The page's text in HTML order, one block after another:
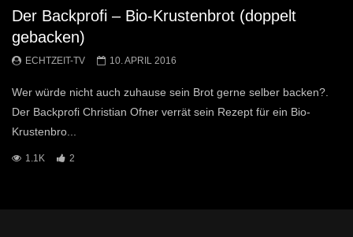
Der Backprofi – Bio-Krustenbrot (doppelt
gebacken)
ECHTZEIT-TV 10. APRIL 2016
Wer würde nicht auch zuhause sein Brot gerne selber backen?.
Der Backprofi Christian Ofner verrät sein Rezept für ein Bio-
Krustenbro...
1.1K 2